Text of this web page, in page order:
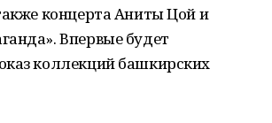
концерта Аниты Цой и
Впервые будет
коллекций башкирских